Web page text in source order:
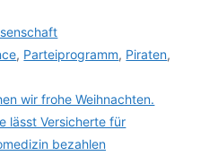
, Parteiprogramm, Piraten,
wir frohe Weihnachten.
lässt Versicherte für
bezahlen